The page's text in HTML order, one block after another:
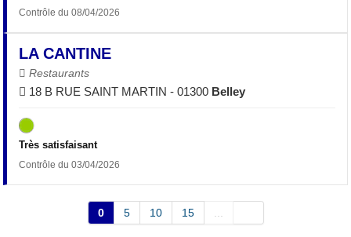
Contrôle du 08/04/2026
LA CANTINE
Restaurants
18 B RUE SAINT MARTIN - 01300 Belley
Très satisfaisant
Contrôle du 03/04/2026
0 5 10 15